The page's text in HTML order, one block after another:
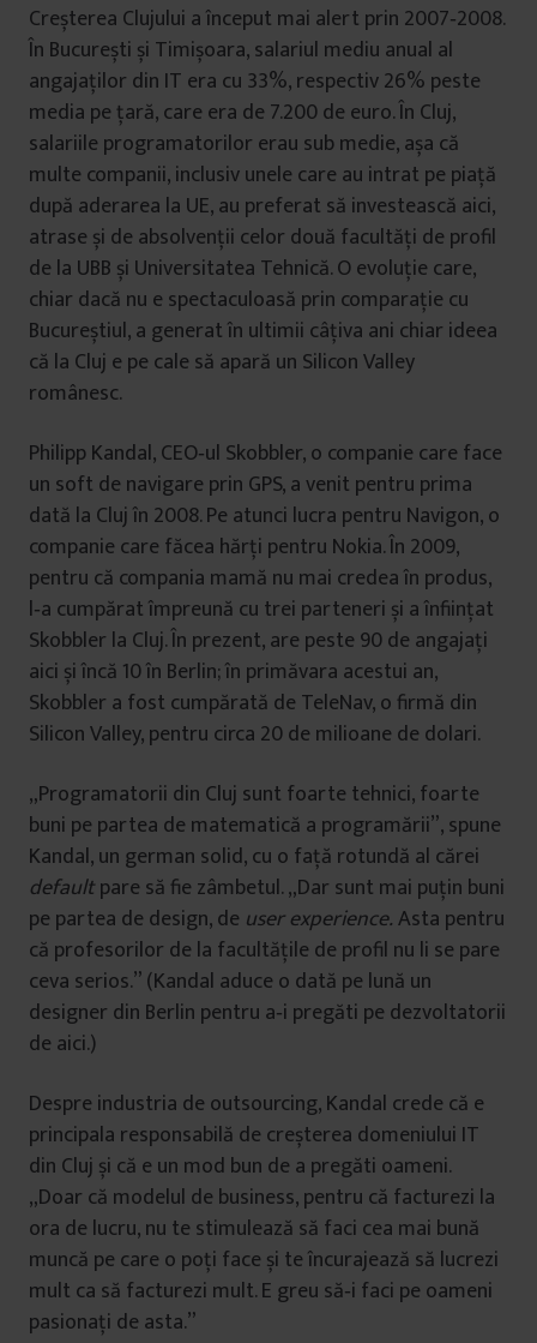
Creșterea Clujului a început mai alert prin 2007‑2008.
În București și Timișoara, salariul mediu anual al
angajaților din IT era cu 33%, respectiv 26% peste
media pe țară, care era de 7.200 de euro. În Cluj,
salariile programatorilor erau sub medie, așa că
multe companii, inclusiv unele care au intrat pe piață
după aderarea la UE, au preferat să investească aici,
atrase și de absolvenții celor două facultăți de profil
de la UBB și Universitatea Tehnică. O evoluție care,
chiar dacă nu e spectaculoasă prin comparație cu
Bucureștiul, a generat în ultimii câțiva ani chiar ideea
că la Cluj e pe cale să apară un Silicon Valley
românesc.
Philipp Kandal, CEO‑ul Skobbler, o companie care face
un soft de navigare prin GPS, a venit pentru prima
dată la Cluj în 2008. Pe atunci lucra pentru Navigon, o
companie care făcea hărți pentru Nokia. În 2009,
pentru că compania mamă nu mai credea în produs,
l‑a cumpărat împreună cu trei parteneri și a înființat
Skobbler la Cluj. În prezent, are peste 90 de angajați
aici și încă 10 în Berlin; în primăvara acestui an,
Skobbler a fost cumpărată de TeleNav, o firmă din
Silicon Valley, pentru circa 20 de milioane de dolari.
„Programatorii din Cluj sunt foarte tehnici, foarte
buni pe partea de matematică a programării”, spune
Kandal, un german solid, cu o față rotundă al cărei
defaultpare să fie zâmbetul. „Dar sunt mai puțin buni
pe partea de design, de user experience.Asta pentru
că profesorilor de la facultățile de profil nu li se pare
ceva serios.” (Kandal aduce o dată pe lună un
designer din Berlin pentru a‑i pregăti pe dezvoltatorii
de aici.)
Despre industria de outsourcing, Kandal crede că e
principala responsabilă de creșterea domeniului IT
din Cluj și că e un mod bun de a pregăti oameni.
„Doar că modelul de business, pentru că facturezi la
ora de lucru, nu te stimulează să faci cea mai bună
muncă pe care o poți face și te încurajează să lucrezi
mult ca să facturezi mult. E greu să‑i faci pe oameni
pasionați de asta.”